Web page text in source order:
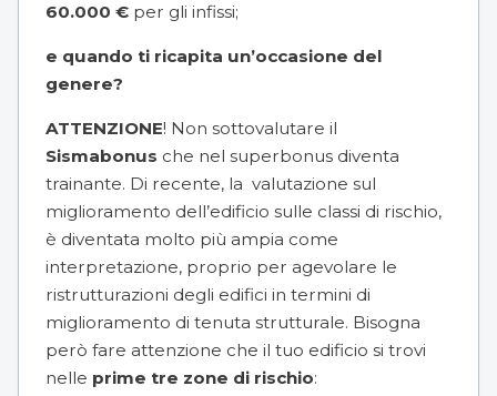
60.000 € per gli infissi;
e quando ti ricapita un’occasione del
genere?
ATTENZIONE! Non sottovalutare il
Sismabonus che nel superbonus diventa
trainante. Di recente, la valutazione sul
miglioramento dell’edificio sulle classi di rischio,
è diventata molto più ampia come
interpretazione, proprio per agevolare le
ristrutturazioni degli edifici in termini di
miglioramento di tenuta strutturale. Bisogna
però fare attenzione che il tuo edificio si trovi
nelle prime tre zone di rischio: